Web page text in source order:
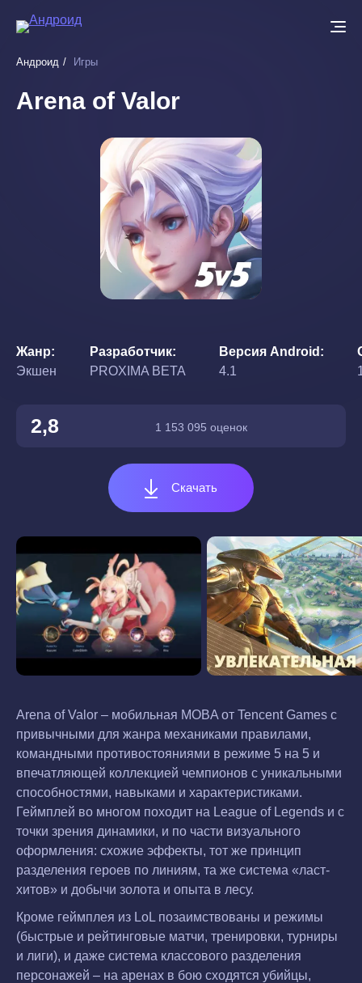
основному
Андроид Игры
Arena of Valor
Жанр
Экшен
Разработчик
PROXIMA BETA
Версия Android
4.1
2,8 1 153 095 оценок
Скачать
Arena of Valor – мобильная MOBA от Tencent Games с
привычными для жанра механиками правилами,
командными противостояниями в режиме 5 на 5 и
впечатляющей коллекцией чемпионов с уникальными
способностями, навыками и характеристиками.
Геймплей во многом походит на League of Legends и с
точки зрения динамики, и по части визуального
оформления: схожие эффекты, тот же принцип
разделения героев по линиям, та же система «ласт-
хитов» и добычи золота и опыта в лесу.
Кроме геймплея из LoL позаимствованы и режимы
(быстрые и рейтинговые матчи, тренировки, турниры
и лиги), и даже система классового разделения
персонажей – на аренах в бою сходятся убийцы,